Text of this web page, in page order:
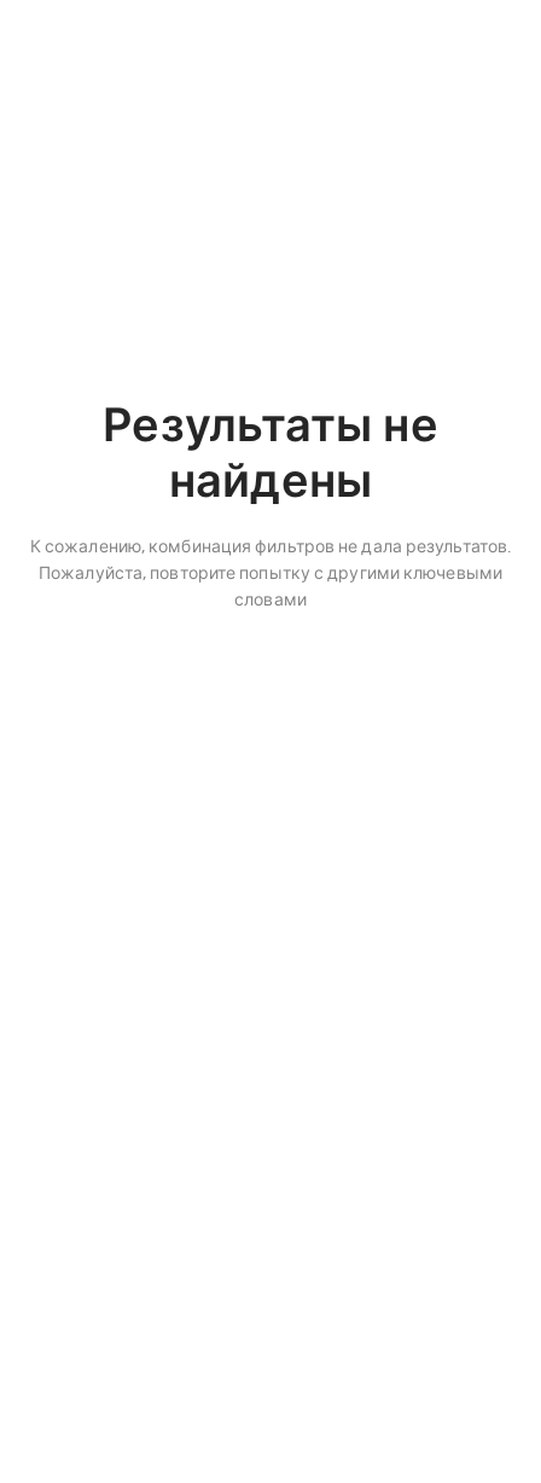
Результаты не
найдены
К сожалению, комбинация фильтров не дала результатов.
Пожалуйста, повторите попытку с другими ключевыми
словами